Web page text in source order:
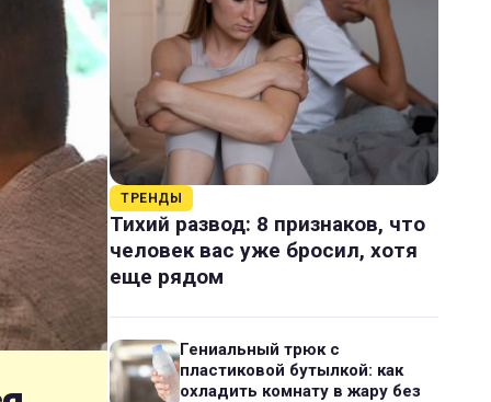
ТРЕНДЫ
Тихий развод: 8 признаков, что
человек вас уже бросил, хотя
еще рядом
Гениальный трюк с
пластиковой бутылкой: как
охладить комнату в жару без